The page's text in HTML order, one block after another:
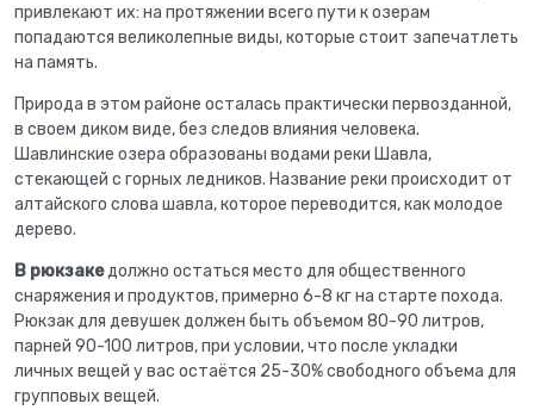
привлекают их: на протяжении всего пути к озерам
попадаются великолепные виды, которые стоит запечатлеть
на память.
Природа в этом районе осталась практически первозданной,
в своем диком виде, без следов влияния человека.
Шавлинские озера образованы водами реки Шавла,
стекающей с горных ледников. Название реки происходит от
алтайского слова шавла, которое переводится, как молодое
дерево.
В рюкзакедолжно остаться место для общественного
снаряжения и продуктов, примерно 6-8 кг на старте похода.
Рюкзак для девушек должен быть объемом 80-90 литров,
парней 90-100 литров, при условии, что после укладки
личных вещей у вас остаётся 25-30% свободного объема для
групповых вещей.